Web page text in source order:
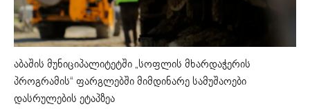
აბაშის მუნიციპალიტეტში „სოფლის მხარდაჭერის
პროგრამის“ ფარგლებში მიმდინარე სამუშაოები
დასრულების ეტაპზეა